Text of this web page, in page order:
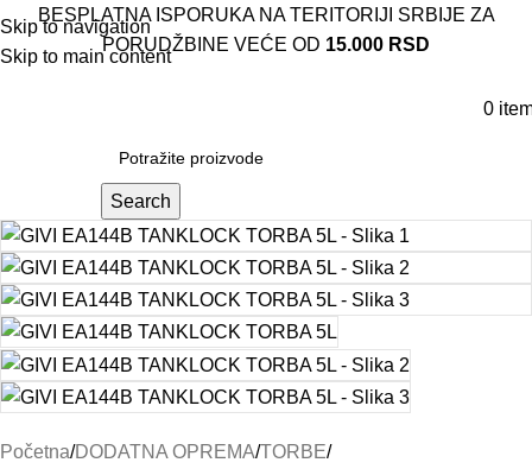
Skip to navigation
Skip to main content
BESPLATNA ISPORUKA NA TERITORIJI SRBIJE ZA
PORUDŽBINE VEĆE OD 15.000 RSD
0
Search
Početna DODATNA OPREMA TORBE